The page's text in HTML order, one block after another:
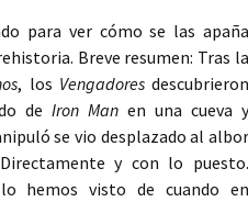
para ver cómo se las apaña
Breve resumen: Tras la
, los Vengadoresdescubrieron
de Iron Manen una cueva y
se vio desplazado al albor
y con lo puesto.
lo hemos visto de cuando en